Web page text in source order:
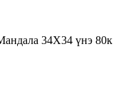
34Х34 үнэ 80к